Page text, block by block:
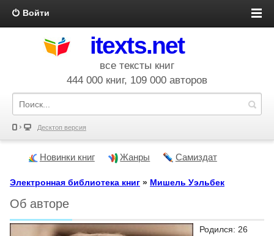
Войти
itexts.net
все тексты книг
444 000 книг, 109 000 авторов
Десктоп версия
Новинки книг Жанры Самиздат
Электронная библиотека книг » Мишель Уэльбек
Об авторе
Родился: 26